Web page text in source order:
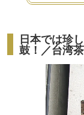
日本では珍
鼓！／台湾